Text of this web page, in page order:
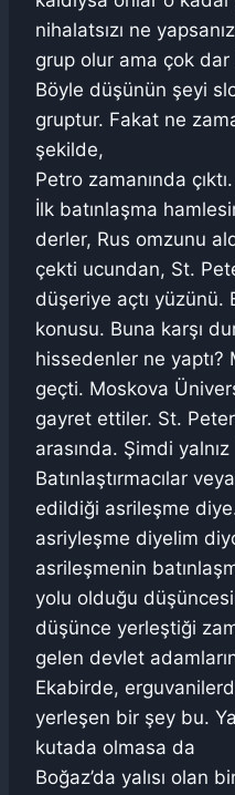
nihalatsızı ne
grup olur ama çok
Böyle düşünün şeyi
gruptur. Fakat ne
şekilde,
Petro zamanında
İlk batınlaşma
derler, Rus omzunu
çekti ucundan, St.
düşeriye açtı yüzünü.
konusu. Buna karşı
hissedenler ne yaptı?
geçti. Moskova
gayret ettiler. St.
arasında. Şimdi
Batınlaştırmacılar
edildiği asrileşme
asriyleşme diyelim
asrileşmenin
yolu olduğu
düşünce yerleştiği
gelen devlet
Ekabirde,
yerleşen bir şey bu.
kutada olmasa da
Boğaz’da yalısı olan